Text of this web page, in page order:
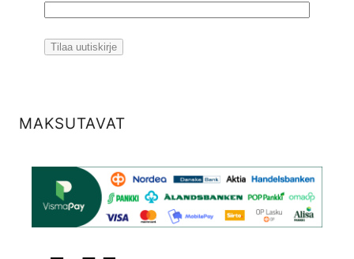
MAKSUTAVAT